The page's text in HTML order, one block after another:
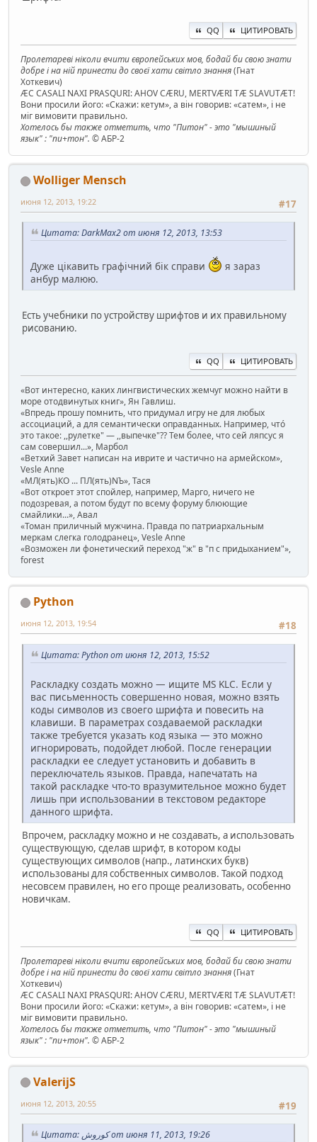
QQ ЦИТИРОВАТЬ
Пролетареві ніколи вчити європейських мов, бодай би свою знати
добре і на ній принести до своєї хати світло знання(Гнат
Хоткевич)
ÆC CASALI NAXI PRASQURI: AHOV CÆRU, MERTVÆRI TÆ SLAVUTÆT!
Вони просили його: «Скажи: кетум», а він говорив: «сатем», і не
міг вимовити правильно.
Хотелось бы также отметить, что "Питон" - это "мышиный
язык" : "пи+тон". © АБР-2
Wolliger Mensch
#17
июня 12, 2013, 19:22
Цитата: DarkMax2 от июня 12, 2013, 13:53
Дуже цікавить графічний бік справи
я зараз
анбур малюю.
Есть учебники по устройству шрифтов и их правильному
рисованию.
QQ ЦИТИРОВАТЬ
«Вот интересно, каких лингвистических жемчуг можно найти в
море отодвинутых книг», Ян Гавлиш.
«Впредь прошу помнить, что придумал игру не для любых
ассоциаций, а для семантически оправданных. Например, чтó
это такое: ,,рулетке" — ,,выпечке"?? Тем более, что сей ляпсус я
сам совершил...», Марбол
«Ветхий Завет написан на иврите и частично на армейском»,
Vesle Anne
«МЛ(ять)КО ... ПЛ(ять)NЪ», Тася
«Вот откроет этот спойлер, например, Марго, ничего не
подозревая, а потом будут по всему форуму блюющие
смайлики...», Авал
«Томан приличный мужчина. Правда по патриархальным
меркам слегка голодранец», Vesle Anne
«Возможен ли фонетический переход "ж" в "п с придыханием"»,
forest
Python
#18
июня 12, 2013, 19:54
Цитата: Python от июня 12, 2013, 15:52
Раскладку создать можно — ищите MS KLC. Если у
вас письменность совершенно новая, можно взять
коды символов из своего шрифта и повесить на
клавиши. В параметрах создаваемой раскладки
также требуется указать код языка — это можно
игнорировать, подойдет любой. После генерации
раскладки ее следует установить и добавить в
переключатель языков. Правда, напечатать на
такой раскладке что-то вразумительное можно будет
лишь при использовании в текстовом редакторе
данного шрифта.
Впрочем, раскладку можно и не создавать, а использовать
существующую, сделав шрифт, в котором коды
существующих символов (напр., латинских букв)
использованы для собственных символов. Такой подход
несовсем правилен, но его проще реализовать, особенно
новичкам.
QQ ЦИТИРОВАТЬ
Пролетареві ніколи вчити європейських мов, бодай би свою знати
добре і на ній принести до своєї хати світло знання(Гнат
Хоткевич)
ÆC CASALI NAXI PRASQURI: AHOV CÆRU, MERTVÆRI TÆ SLAVUTÆT!
Вони просили його: «Скажи: кетум», а він говорив: «сатем», і не
міг вимовити правильно.
Хотелось бы также отметить, что "Питон" - это "мышиный
язык" : "пи+тон". © АБР-2
ValerijS
#19
июня 12, 2013, 20:55
Цитата: کوروش от июня 11, 2013, 19:26